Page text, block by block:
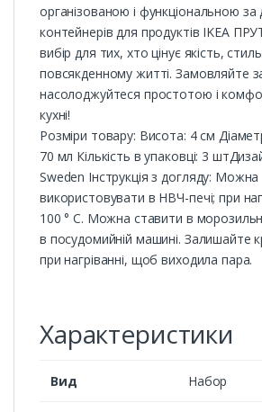
організованою і функціональною
контейнерів для продуктів IKEA
вибір для тих, хто цінує якість, стиль
повсякденному житті. Замовляйте
насолоджуйтеся простотою і
кухні!
Розміри товару: Висота: 4 см
70 мл Кількість в упаковці: 3
Sweden Інструкція з догляду: Можна
використовувати в НВЧ-печі; при
100 ° C. Можна ставити в
в посудомийній машині. Залишайте
при нагріванні, щоб виходила пара.
Характеристики
Вид Набор